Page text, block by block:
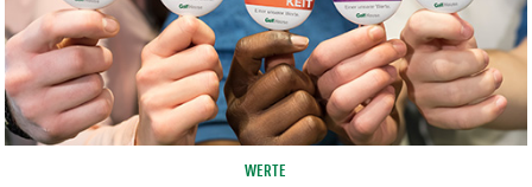
WERTE